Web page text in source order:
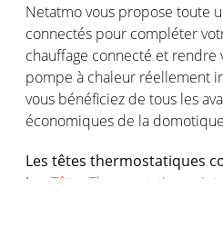
Netatmovous propose toute
connectés pour compléter
chauffage connecté et rendre
pompe à chaleur réellement
vous bénéficiez de tous les
économiques de la domotique
Les têtes thermostatiques
Les Têtes Thermostatiques